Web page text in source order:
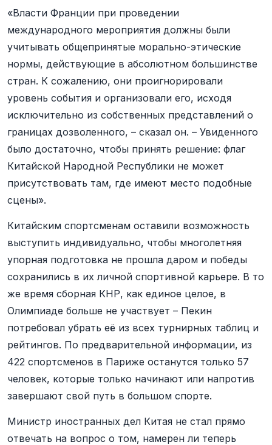
«Власти Франции при проведении
международного мероприятия должны были
учитывать общепринятые морально-этические
нормы, действующие в абсолютном большинстве
стран. К сожалению, они проигнорировали
уровень события и организовали его, исходя
исключительно из собственных представлений о
границах дозволенного, – сказал он. – Увиденного
было достаточно, чтобы принять решение: флаг
Китайской Народной Республики не может
присутствовать там, где имеют место подобные
сцены».
Китайским спортсменам оставили возможность
выступить индивидуально, чтобы многолетняя
упорная подготовка не прошла даром и победы
сохранились в их личной спортивной карьере. В то
же время сборная КНР, как единое целое, в
Олимпиаде больше не участвует – Пекин
потребовал убрать её из всех турнирных таблиц и
рейтингов. По предварительной информации, из
422 спортсменов в Париже останутся только 57
человек, которые только начинают или напротив
завершают свой путь в большом спорте.
Министр иностранных дел Китая не стал прямо
отвечать на вопрос о том, намерен ли теперь